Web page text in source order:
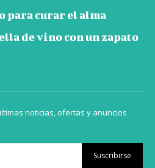
para curar el alma
de vino con un zapato
noticias, ofertas y anuncios
Suscribirse